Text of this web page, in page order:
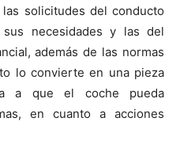
solicitudes del conducto
necesidades y las del
además de las normas
lo convierte en una pieza
a que el coche pueda
en cuanto a acciones